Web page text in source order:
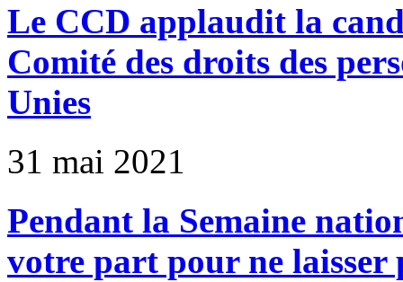
Le CCD applaudit la
Comité des droits des
Unies
31 mai 2021
Pendant la Semaine
votre part pour ne laisser